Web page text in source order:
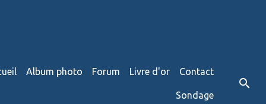
Album photo Forum Livre d'or Contact
Sondage